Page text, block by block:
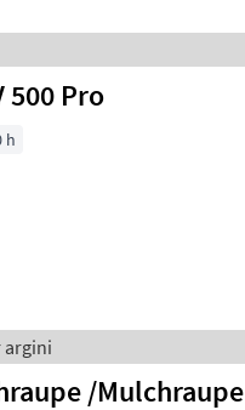
500 Pro
h
argini
/Mulchraupe